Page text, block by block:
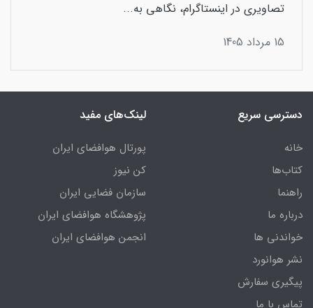
تصاویری در اینستاگرام، نگاهی به...
15 مرداد 1405
دسترسی سریع
خانه
کتاب‌ها
راهنما
درباره ما
خواندنی ها
نشر هوانورد
پیگیری سفارش
تماس با ما
لینک‌های مفید
پورتال هوافضای ایران
کن نیوز
سازمان فضایی ایران
پژوهشگاه هوافضای ایران
انجمن هوافضای ایران